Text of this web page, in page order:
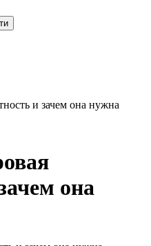
и зачем она нужна
она